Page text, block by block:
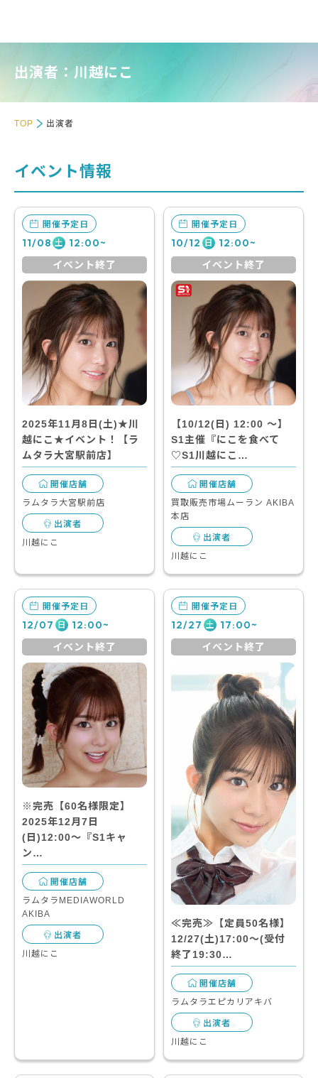
出演者：川越にこ
TOP 出演者
イベント情報
開催予定日
11/08 土 12:00~
イベント終了
2025年11月8日(土)★川
越にこ★イベント！【ラ
ムタラ大宮駅前店】
開催店舗
ラムタラ大宮駅前店
出演者
川越にこ
開催予定日
10/12 日 12:00~
イベント終了
【10/12(日) 12:00 〜】
S1主催『にこを食べて
♡S1川越にこ…
開催店舗
買取販売市場ムーラン AKIBA
本店
出演者
川越にこ
開催予定日
12/07 日 12:00~
イベント終了
※完売【60名様限定】
2025年12月7日
(日)12:00～『S1キャ
ン…
開催店舗
ラムタラMEDIAWORLD
AKIBA
出演者
川越にこ
開催予定日
12/27 土 17:00~
イベント終了
≪完売≫【定員50名様】
12/27(土)17:00～(受付
終了19:30…
開催店舗
ラムタラエピカリアキバ
出演者
川越にこ